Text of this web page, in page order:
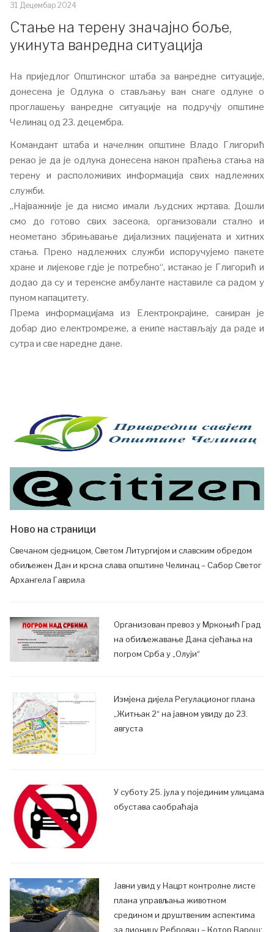
31 Децембар 2024
Стање на терену значајно боље,
укинута ванредна ситуација
На приједлог Општинског штаба за ванредне ситуације,
донесена је Одлука о стављању ван снаге одлуке о
проглашењу ванредне ситуације на подручју општине
Челинац од 23. децембра.
Командант штаба и начелник општине Владо Глигорић
рекао је да је одлука донесена након праћења стања на
терену и расположивих информација свих надлежних
служби.
„Најважније је да нисмо имали људских жртава. Дошли
смо до готово свих засеока, организовали стално и
неометано збрињавање дијализних пацијената и хитних
стања. Преко надлежних служби испоручујемо пакете
хране и лијекове гдје је потребно“, истакао је Глигорић и
додао да су и теренске амбуланте наставиле са радом у
пуном капацитету.
Према информацијама из Електрокрајине, саниран је
добар дио електромреже, а екипе настављају да раде и
сутра и све наредне дане.
Ново на страници
Свечаном сједницом, Светом Литургијом и славским обредом
обиљежен Дан и крсна слава општине Челинац – Сабор Светог
Архангела Гаврила
Организован превоз у Мркоњић Град
на обиљежавање Дана сјећања на
погром Срба у „Олуји“
Измјена дијела Регулационог плана
„Житњак 2“ на јавном увиду до 23.
августа
У суботу 25. јула у појединим улицама
обустава саобраћаја
Јавни увид у Нацрт контролне листе
плана управљања животном
средином и друштвеним аспектима
за дионицу Ребровац – Котор Варош;